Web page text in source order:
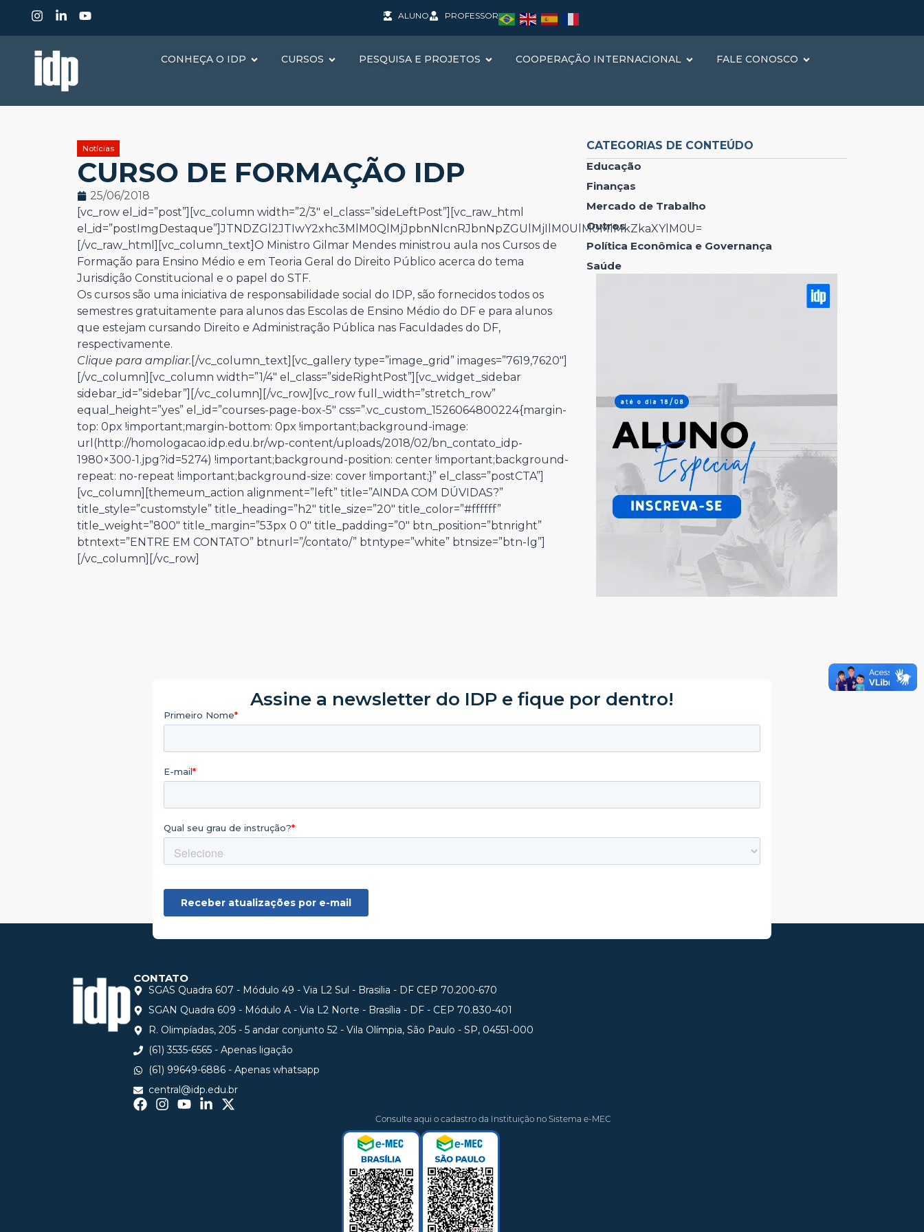
ALUNO PROFESSOR
CONHEÇA O IDP CURSOS PESQUISA E PROJETOS COOPERAÇÃO INTERNACIONAL FALE CONOSCO
Notícias
CURSO DE FORMAÇÃO IDP
25/06/2018
[vc_row el_id=”post”][vc_column width=”2/3″ el_class=”sideLeftPost”][vc_raw_html
el_id=”postImgDestaque”]JTNDZGl2JTIwY2xhc3MlM0QlMjJpbnNlcnRJbnNpZGUlMjIlM0UlM0MlMkZkaXYlM0U=
[/vc_raw_html][vc_column_text]O Ministro Gilmar Mendes ministrou aula nos Cursos de
Formação para Ensino Médio e em Teoria Geral do Direito Público acerca do tema
Jurisdição Constitucional e o papel do STF.
Os cursos são uma iniciativa de responsabilidade social do IDP, são fornecidos todos os
semestres gratuitamente para alunos das Escolas de Ensino Médio do DF e para alunos
que estejam cursando Direito e Administração Pública nas Faculdades do DF,
respectivamente.
Clique para ampliar. [/vc_column_text][vc_gallery type=”image_grid” images=”7619,7620″]
[/vc_column][vc_column width=”1/4″ el_class=”sideRightPost”][vc_widget_sidebar
sidebar_id=”sidebar”][/vc_column][/vc_row][vc_row full_width=”stretch_row”
equal_height=”yes” el_id=”courses-page-box-5″ css=”.vc_custom_1526064800224{margin-
top: 0px !important;margin-bottom: 0px !important;background-image:
url(http://homologacao.idp.edu.br/wp-content/uploads/2018/02/bn_contato_idp-
1980×300-1.jpg?id=5274) !important;background-position: center !important;background-
repeat: no-repeat !important;background-size: cover !important;}” el_class=”postCTA”]
[vc_column][themeum_action alignment=”left” title=”AINDA COM DÚVIDAS?”
title_style=”customstyle” title_heading=”h2″ title_size=”20″ title_color=”#ffffff”
title_weight=”800″ title_margin=”53px 0 0″ title_padding=”0″ btn_position=”btnright”
btntext=”ENTRE EM CONTATO” btnurl=”/contato/” btntype=”white” btnsize=”btn-lg”]
[/vc_column][/vc_row]
CATEGORIAS DE CONTEÚDO
Educação
Finanças
Mercado de Trabalho
Outros
Política Econômica e Governança
Saúde
Assine a newsletter do IDP e fique por dentro!
CONTATO
SGAS Quadra 607 - Módulo 49 - Via L2 Sul - Brasilia - DF CEP 70.200-670
SGAN Quadra 609 - Módulo A - Via L2 Norte - Brasília - DF - CEP 70.830-401
R. Olimpíadas, 205 - 5 andar conjunto 52 - Vila Olímpia, São Paulo - SP, 04551-000
(61) 3535-6565 - Apenas ligação
(61) 99649-6886 - Apenas whatsapp
central@idp.edu.br
Consulte aqui o cadastro da Instituição no Sistema e-MEC